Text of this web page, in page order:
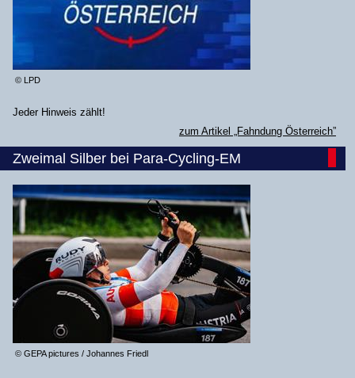
© LPD
Jeder Hinweis zählt!
zum Artikel „Fahndung Österreich”
Zweimal Silber bei Para-Cycling-EM
© GEPA pictures / Johannes Friedl